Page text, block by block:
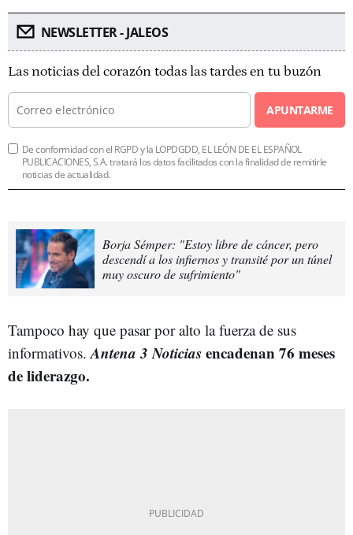
NEWSLETTER - JALEOS
Las noticias del corazón todas las tardes en tu buzón
APUNTARME
De conformidad con el RGPD y la LOPDGDD, EL LEÓN DE EL ESPAÑOL
PUBLICACIONES, S.A. tratará los datos facilitados con la finalidad de remitirle
noticias de actualidad.
Borja Sémper: "Estoy libre de cáncer, pero
descendí a los infiernos y transité por un túnel
muy oscuro de sufrimiento"
Tampoco hay que pasar por alto la fuerza de sus
informativos. Antena 3 Noticiasencadenan 76 meses
de liderazgo.